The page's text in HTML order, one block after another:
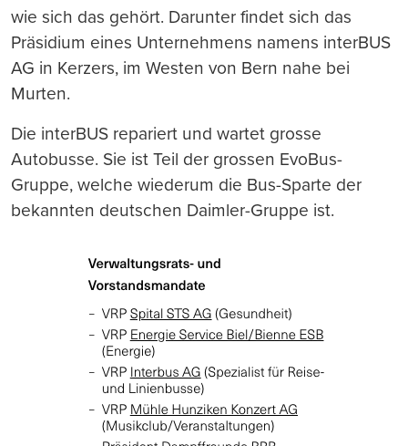
wie sich das gehört. Darunter findet sich das
Präsidium eines Unternehmens namens interBUS
AG in Kerzers, im Westen von Bern nahe bei
Murten.
Die interBUS repariert und wartet grosse
Autobusse. Sie ist Teil der grossen EvoBus-
Gruppe, welche wiederum die Bus-Sparte der
bekannten deutschen Daimler-Gruppe ist.